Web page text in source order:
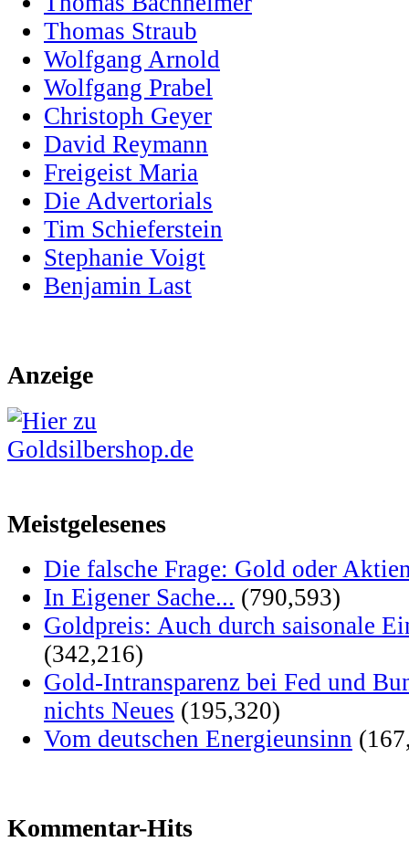
Thomas Straub
Wolfgang Arnold
Wolfgang Prabel
Christoph Geyer
David Reymann
Freigeist Maria
Die Advertorials
Tim Schieferstein
Stephanie Voigt
Benjamin Last
Anzeige
Meistgelesenes
Die falsche Frage: Gold oder
In Eigener Sache... (790,593)
Goldpreis: Auch durch saisonale
(342,216)
Gold-Intransparenz bei Fed und
nichts Neues (195,320)
Vom deutschen Energieunsinn
Kommentar-Hits